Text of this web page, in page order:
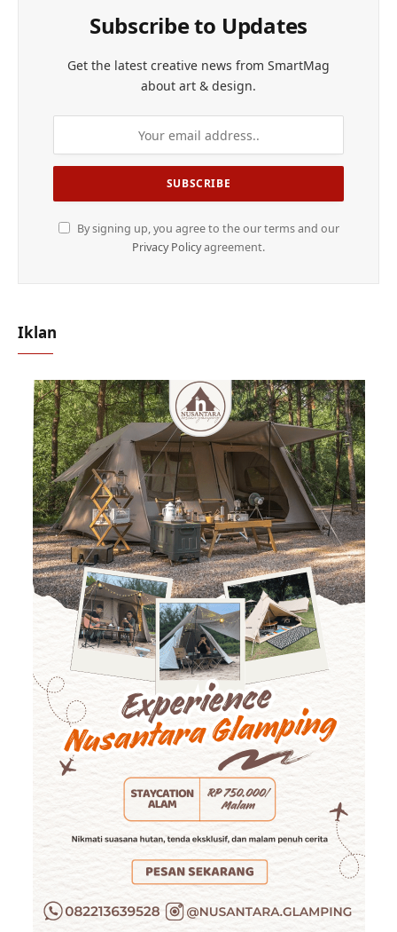
Subscribe to Updates
Get the latest creative news from SmartMag
about art & design.
By signing up, you agree to the our terms and our
Privacy Policyagreement.
Iklan